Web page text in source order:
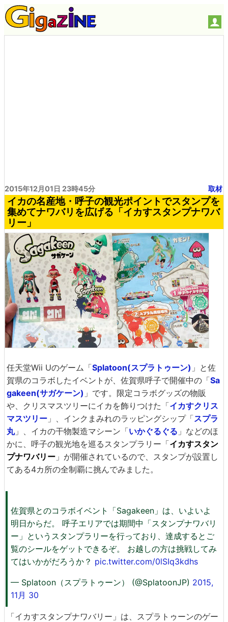
2015年12月01日 23時45分 取材
イカの名産地・呼子の観光ポイントでスタンプを
集めてナワバリを広げる「イカすスタンプナワバ
リー」
任天堂Wii Uのゲーム「Splatoon(スプラトゥーン) 」と佐
賀県のコラボしたイベントが、佐賀県呼子で開催中の「Sa
gakeen(サガケーン) 」です。限定コラボグッズの物販
や、クリスマスツリーにイカを飾りつけた「イカすクリス
マスツリー 」、インクまみれのラッピングシップ「スプラ
丸」、イカの干物製造マシーン「いかぐるぐる 」などのほ
かに、呼子の観光地を巡るスタンプラリー「イカすスタン
プナワバリー 」が開催されているので、スタンプが設置し
てある4カ所の全制覇に挑んでみました。
佐賀県とのコラボイベント「Sagakeen」は、いよいよ
明日からだ。 呼子エリアでは期間中「スタンプナワバリ
ー」というスタンプラリーを行っており、達成するとご
覧のシールをゲットできるぞ。 お越しの方は挑戦してみ
てはいかがだろうか？ pic.twitter.com/0lSIq3kdhs
— Splatoon（スプラトゥーン） (@SplatoonJP) 2015,
11月 30
「イカすスタンプナワバリー」は、スプラトゥーンのゲー